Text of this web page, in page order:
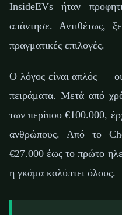
InsideEVs ήταν
απάντησε. Αντιθέτως,
πραγματικές επιλογές.
Ο λόγος είναι απλός —
πειράματα. Μετά από
των περίπου €100.000,
ανθρώπους. Από το
€27.000 έως το πρώτο
η γκάμα καλύπτει όλους.